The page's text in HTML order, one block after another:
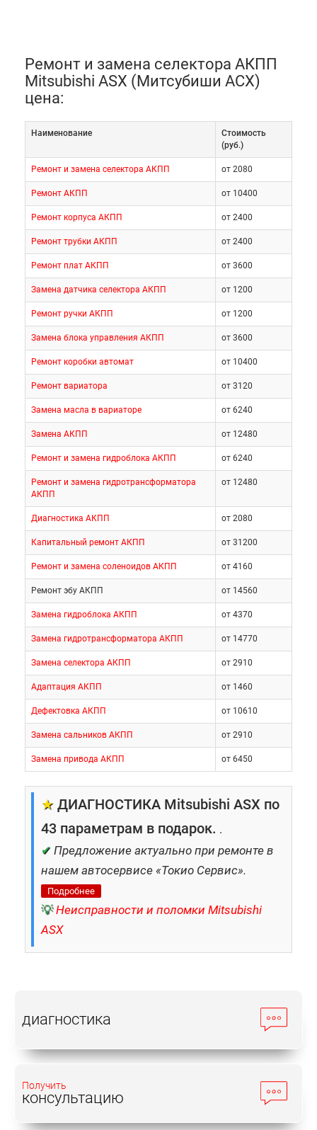
Ремонт и замена селектора АКПП
Mitsubishi ASX (Митсубиши АСХ)
цена:
Наименование
Cтоимость
(руб.)
Ремонт и замена селектора АКПП от 2080
Ремонт АКПП от 10400
Ремонт корпуса АКПП от 2400
Ремонт трубки АКПП от 2400
Ремонт плат АКПП от 3600
Замена датчика селектора АКПП от 1200
Ремонт ручки АКПП от 1200
Замена блока управления АКПП от 3600
Ремонт коробки автомат от 10400
Ремонт вариатора от 3120
Замена масла в вариаторе от 6240
Замена АКПП от 12480
Ремонт и замена гидроблока АКПП от 6240
Ремонт и замена гидротрансформатора
АКПП
от 12480
Диагностика АКПП от 2080
Капитальный ремонт АКПП от 31200
Ремонт и замена соленоидов АКПП от 4160
Ремонт эбу АКПП от 14560
Замена гидроблока АКПП от 4370
Замена гидротрансформатора АКПП от 14770
Замена селектора АКПП от 2910
Адаптация АКПП от 1460
Дефектовка АКПП от 10610
Замена сальников АКПП от 2910
Замена привода АКПП от 6450
★ ДИАГНОСТИКА Mitsubishi ASX по
43 параметрам в подарок. .
✔ Предложение актуально при ремонте в
нашем автосервисе «Токио Сервис».
Подробнее
💡 Неисправности и поломки Mitsubishi
ASX
диагностика
Получить
консультацию